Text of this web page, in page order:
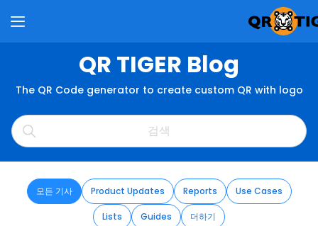
QR TIGER Blog
The QR Code generator to create custom QR with logo
모든 기사 Product Updates Reports Use Cases
Lists Guides 더하기